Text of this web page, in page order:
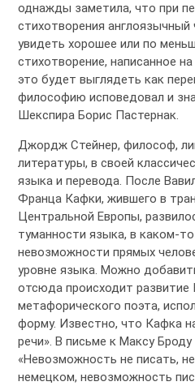
однажды заметила, что при
стихотворения
увидеть хорошее или по
стихотворение, написанное
это будет выглядеть как
философию исповедовал и
Шекспира Борис Пастернак.
Джордж Стейнер, философ,
литературы, в своей
языка и перевода. После
Франца Кафки, жившего в
Центральной Европы,
туманности языка, в каком-
невозможности прямых
уровне языка. Можно
отсюда происходит развитие
метафорического поэта,
форму. Известно, что Кафка
речи». В письме к Максу Броду
«Невозможность не писать,
немецком, невозможность